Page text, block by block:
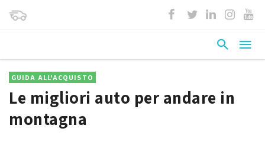
GUIDA ALL'ACQUISTO
Le migliori auto per andare in
montagna